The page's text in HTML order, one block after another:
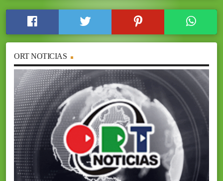
ORT NOTICIAS